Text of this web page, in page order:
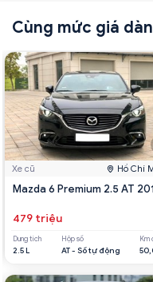
Cùng mức giá
Xe cũ Hồ Chí
Mazda 6 Premium 2.5 AT
479 triệu
Dung tích
2.5 L
Hộp số
AT - Số tự động
Km